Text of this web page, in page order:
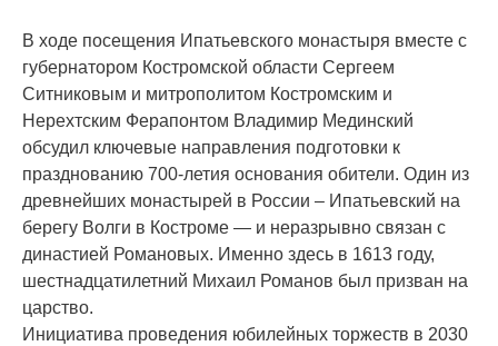
В ходе посещения Ипатьевского монастыря вместе с
губернатором Костромской области Сергеем
Ситниковым и митрополитом Костромским и
Нерехтским Ферапонтом Владимир Мединский
обсудил ключевые направления подготовки к
празднованию 700-летия основания обители. Один из
древнейших монастырей в России – Ипатьевский на
берегу Волги в Костроме — и неразрывно связан с
династией Романовых. Именно здесь в 1613 году,
шестнадцатилетний Михаил Романов был призван на
царство.
Инициатива проведения юбилейных торжеств в 2030